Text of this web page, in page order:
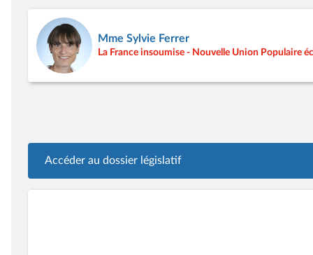
Mme Sylvie Ferrer
La France insoumise - Nouvelle Union Populaire
Accéder au dossier législatif